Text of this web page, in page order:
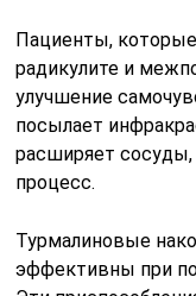
Пациенты,
радикулите и
улучшение
посылает
расширяет
процесс.
Турмалиновые
эффективны при